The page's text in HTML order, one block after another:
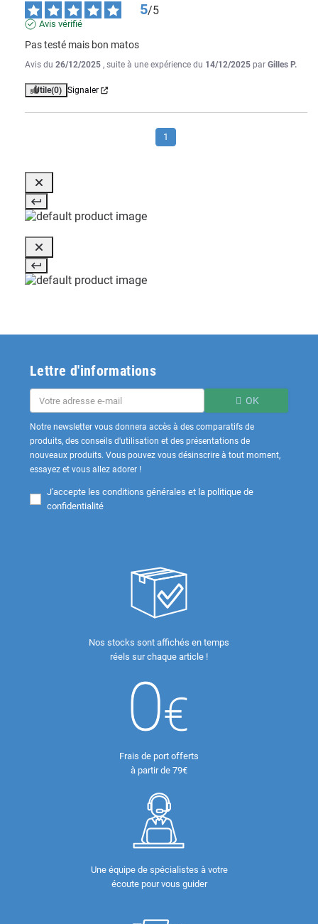
5/5
Avis vérifié
Pas testé mais bon matos
Avis du 26/12/2025 , suite à une expérience du 14/12/2025 par Gilles P.
Utile(0) Signaler
1
Lettre d'informations
OK
Notre newsletter vous donnera accès à des comparatifs de
produits, des conseils d'utilisation et des présentations de
nouveaux produits. Vous pouvez vous désinscrire à tout moment,
essayez et vous allez adorer !
J'accepte les conditions générales et la politique de
confidentialité
Nos stocks sont affichés en temps
réels sur chaque article !
Frais de port offerts
à partir de 79€
Une équipe de spécialistes à votre
écoute pour vous guider